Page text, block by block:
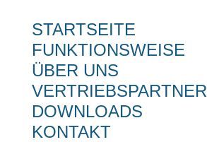
STARTSEITE
FUNKTIONSWEISE
ÜBER UNS
VERTRIEBSPARTNER
DOWNLOADS
KONTAKT